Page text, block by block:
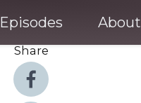
Episodes About
Share